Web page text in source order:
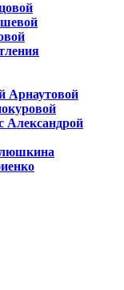
Арнаутовой
Александрой